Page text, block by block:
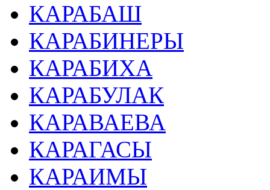
КАРАБАШ
КАРАБИНЕРЫ
КАРАБИХА
КАРАБУЛАК
КАРАВАЕВА
КАРАГАСЫ
КАРАИМЫ